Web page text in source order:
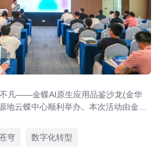
凡——金蝶AI原生应用品鉴沙龙(金华
地云蝶中心顺利举办。本次活动由金蝶
源协会联合协办，汇聚金华本地众多企
化负责人，围绕金蝶全新发布的灵基企
穹 数字化转型